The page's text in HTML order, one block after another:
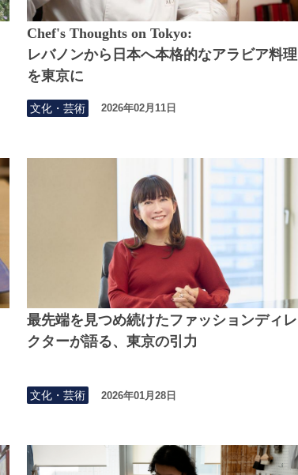
Chef's Thoughts on Tokyo:
レバノンから日本へ本格的なアラビア料理
を東京に
文化・芸術 2026年02月11日
最先端を見つめ続けたファッションディレ
クターが語る、東京の引力
文化・芸術 2026年01月28日